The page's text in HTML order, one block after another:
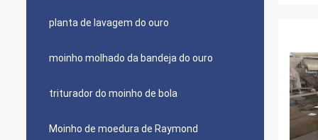
planta de lavagem do ouro
moinho molhado da bandeja do ouro
triturador do moinho de bola
Moinho de moedura de Raymond